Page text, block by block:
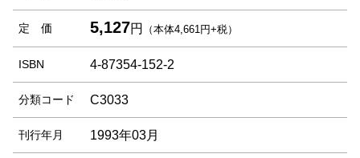
定 価 5,127円 （本体4,661円+税）
ISBN 4-87354-152-2
分類コード C3033
刊行年月 1993年03月